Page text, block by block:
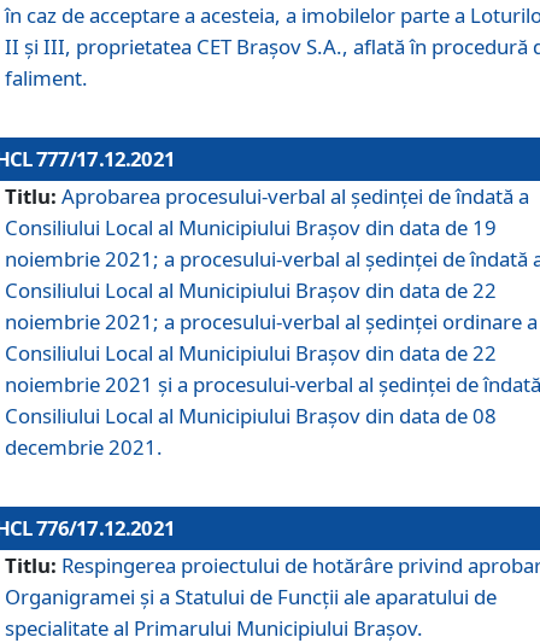
în caz de acceptare a acesteia, a imobilelor parte a
II și III, proprietatea CET Brașov S.A., aflată în procedură
faliment.
777/17.12.2021
Titlu: Aprobarea procesului-verbal al şedinţei de îndată a
Consiliului Local al Municipiului Braşov din data de 19
noiembrie 2021; a procesului-verbal al şedinţei de îndată
Consiliului Local al Municipiului Braşov din data de 22
noiembrie 2021; a procesului-verbal al şedinţei ordinare a
Consiliului Local al Municipiului Braşov din data de 22
noiembrie 2021 și a procesului-verbal al şedinţei de
Consiliului Local al Municipiului Braşov din data de 08
decembrie 2021.
776/17.12.2021
Titlu: Respingerea proiectului de hotărâre privind
Organigramei şi a Statului de Funcţii ale aparatului de
specialitate al Primarului Municipiului Braşov.